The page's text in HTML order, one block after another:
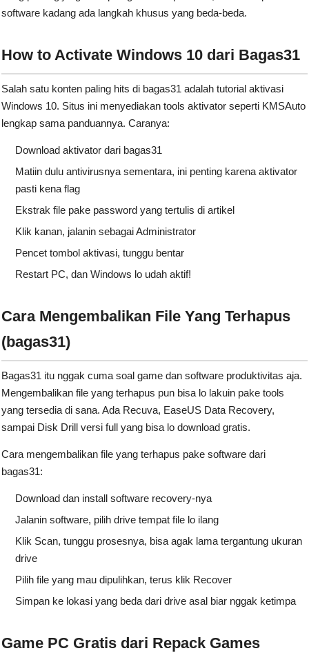
software kadang ada langkah khusus yang beda-beda.
How to Activate Windows 10 dari Bagas31
Salah satu konten paling hits di bagas31 adalah tutorial aktivasi
Windows 10. Situs ini menyediakan tools aktivator seperti KMSAuto
lengkap sama panduannya. Caranya:
Download aktivator dari bagas31
Matiin dulu antivirusnya sementara, ini penting karena aktivator
pasti kena flag
Ekstrak file pake password yang tertulis di artikel
Klik kanan, jalanin sebagai Administrator
Pencet tombol aktivasi, tunggu bentar
Restart PC, dan Windows lo udah aktif!
Cara Mengembalikan File Yang Terhapus
(bagas31)
Bagas31 itu nggak cuma soal game dan software produktivitas aja.
Mengembalikan file yang terhapus pun bisa lo lakuin pake tools
yang tersedia di sana. Ada Recuva, EaseUS Data Recovery,
sampai Disk Drill versi full yang bisa lo download gratis.
Cara mengembalikan file yang terhapus pake software dari
bagas31:
Download dan install software recovery-nya
Jalanin software, pilih drive tempat file lo ilang
Klik Scan, tunggu prosesnya, bisa agak lama tergantung ukuran
drive
Pilih file yang mau dipulihkan, terus klik Recover
Simpan ke lokasi yang beda dari drive asal biar nggak ketimpa
Game PC Gratis dari Repack Games